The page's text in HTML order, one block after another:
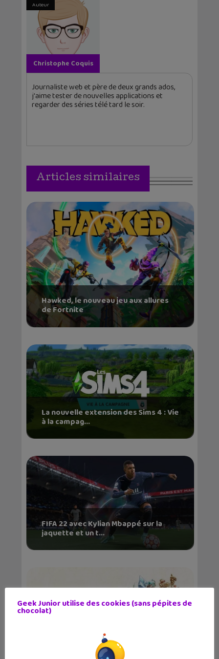
Auteur
Christophe Coquis
Journaliste web et père de deux grands ados,
j'aime tester de nouvelles applications et
regarder des séries télé tard le soir.
Articles similaires
Hawked, le nouveau jeu aux allures
de Fortnite
La nouvelle extension des Sims 4 : Vie
à la campag...
FIFA 22 avec Kylian Mbappé sur la
jaquette et un t...
Final Fantasy Crystal Chronicles
Remastered Editio...
Geek Junior utilise des cookies (sans pépites de
chocolat)